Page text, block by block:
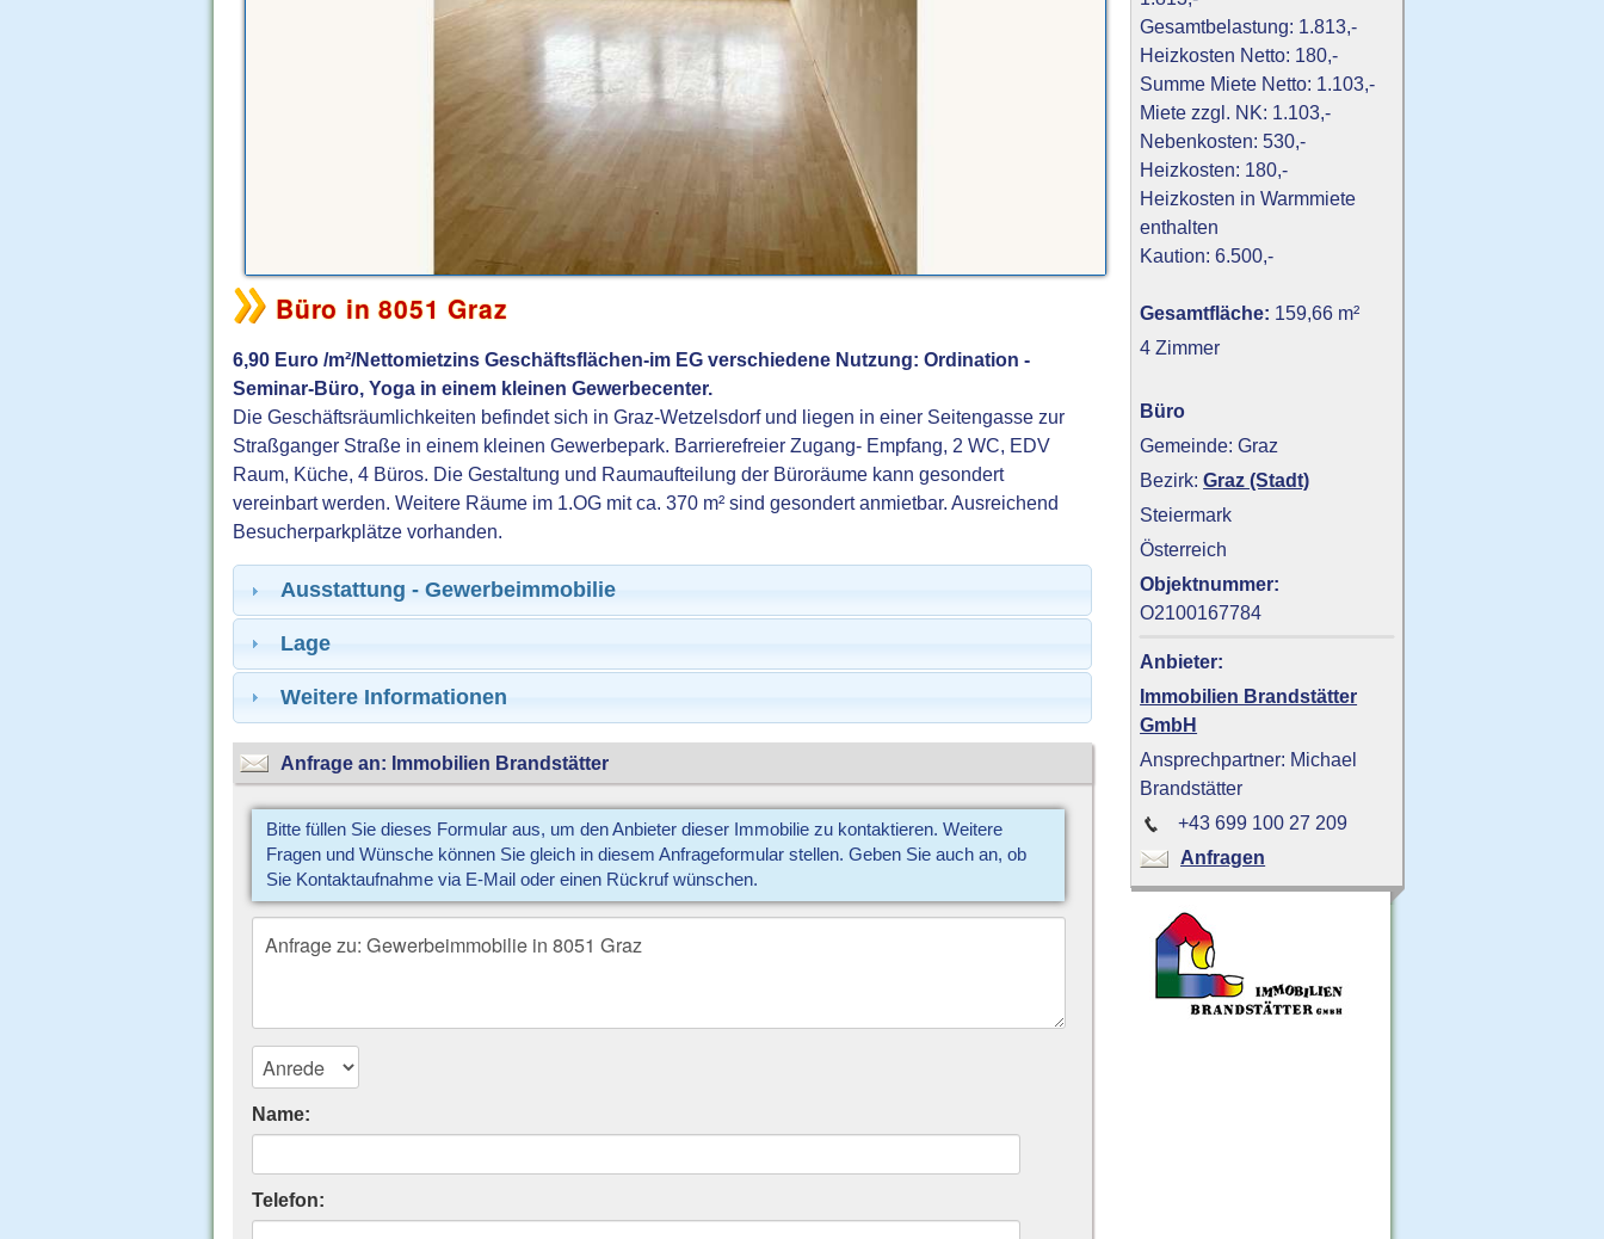
Büro in 8051 Graz
6,90 Euro /m²/Nettomietzins Geschäftsflächen-im EG verschiedene Nutzung: Ordination -
Seminar-Büro, Yoga in einem kleinen Gewerbecenter.
Die Geschäftsräumlichkeiten befindet sich in Graz-Wetzelsdorf und liegen in einer Seitengasse zur
Straßganger Straße in einem kleinen Gewerbepark. Barrierefreier Zugang- Empfang, 2 WC, EDV
Raum, Küche, 4 Büros. Die Gestaltung und Raumaufteilung der Büroräume kann gesondert
vereinbart werden. Weitere Räume im 1.OG mit ca. 370 m² sind gesondert anmietbar. Ausreichend
Besucherparkplätze vorhanden.
Ausstattung - Gewerbeimmobilie
Lage
Weitere Informationen
Anfrage an: Immobilien Brandstätter
Bitte füllen Sie dieses Formular aus, um den Anbieter dieser Immobilie zu kontaktieren. Weitere
Fragen und Wünsche können Sie gleich in diesem Anfrageformular stellen. Geben Sie auch an, ob
Sie Kontaktaufnahme via E-Mail oder einen Rückruf wünschen.
Name:
Telefon:
Gesamtbelastung: 1.813,-
Heizkosten Netto: 180,-
Summe Miete Netto: 1.103,-
Miete zzgl. NK: 1.103,-
Nebenkosten: 530,-
Heizkosten: 180,-
Heizkosten in Warmmiete
enthalten
Kaution: 6.500,-
Gesamtfläche: 159,66 m²
4 Zimmer
Büro
Gemeinde: Graz
Bezirk:Graz (Stadt)
Steiermark
Österreich
Objektnummer:
O2100167784
Anbieter:
Immobilien Brandstätter
GmbH
Ansprechpartner: Michael
Brandstätter
+43 699 100 27 209
Anfragen